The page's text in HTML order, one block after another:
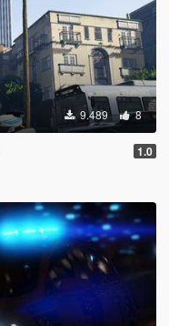
9.489 8
1.0